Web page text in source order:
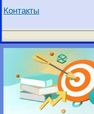
Контакты